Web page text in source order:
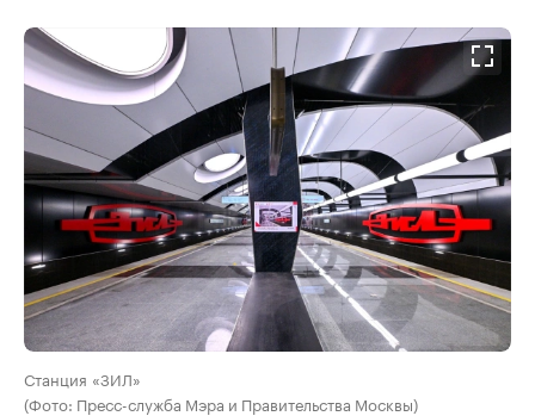
Станция «ЗИЛ»
(Фото: Пресс-служба Мэра и Правительства Москвы)